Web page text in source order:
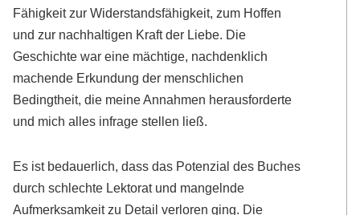
Fähigkeit zur Widerstandsfähigkeit, zum Hoffen
und zur nachhaltigen Kraft der Liebe. Die
Geschichte war eine mächtige, nachdenklich
machende Erkundung der menschlichen
Bedingtheit, die meine Annahmen herausforderte
und mich alles infrage stellen ließ.
Es ist bedauerlich, dass das Potenzial des Buches
durch schlechte Lektorat und mangelnde
Aufmerksamkeit zu Detail verloren ging. Die